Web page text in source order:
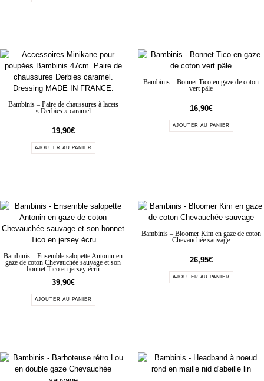
Bambinis – Paire de chaussures à lacets
« Derbies » caramel
19,90€
AJOUTER AU PANIER
Bambinis – Bonnet Tico en gaze de coton
vert pâle
16,90€
AJOUTER AU PANIER
Bambinis – Ensemble salopette Antonin en
gaze de coton Chevauchée sauvage et son
bonnet Tico en jersey écru
39,90€
AJOUTER AU PANIER
Bambinis – Bloomer Kim en gaze de coton
Chevauchée sauvage
26,95€
AJOUTER AU PANIER